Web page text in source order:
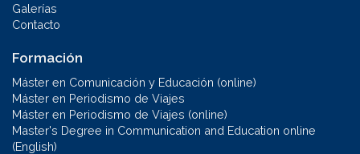
Galerías
Contacto
Formación
Máster en Comunicación y Educación (online)
Máster en Periodismo de Viajes
Máster en Periodismo de Viajes (online)
Master's Degree in Communication and Education online
(English)